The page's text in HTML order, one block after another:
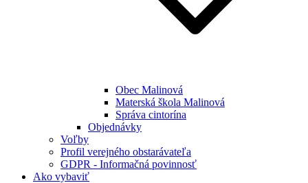
Obec Malinová
Materská škola Malinová
Správa cintorína
Objednávky
Voľby
Profil verejného obstarávateľa
GDPR - Informačná povinnosť
Ako vybaviť